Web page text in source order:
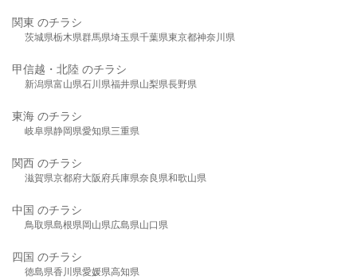
関東 のチラシ
茨城県栃木県群馬県埼玉県千葉県東京都神奈川県
甲信越・北陸 のチラシ
新潟県富山県石川県福井県山梨県長野県
東海 のチラシ
岐阜県静岡県愛知県三重県
関西 のチラシ
滋賀県京都府大阪府兵庫県奈良県和歌山県
中国 のチラシ
鳥取県島根県岡山県広島県山口県
四国 のチラシ
徳島県香川県愛媛県高知県